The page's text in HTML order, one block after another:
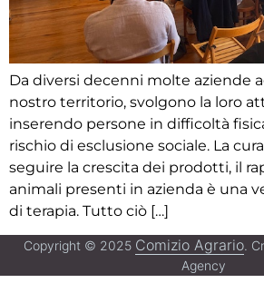
Da diversi decenni molte aziende
nostro territorio, svolgono la loro
inserendo persone in difficoltà
rischio di esclusione sociale. La
seguire la crescita dei prodotti, il
animali presenti in azienda è una
di terapia. Tutto ciò […]
Copyright © 2025 Comizio Agrario.
Agency